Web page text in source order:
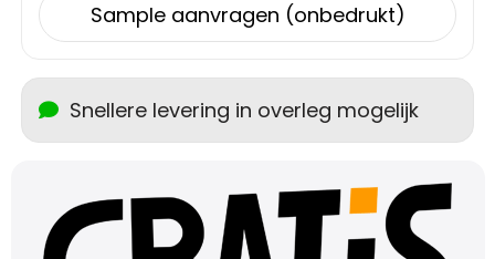
Golftassen
Collegetassen
Trolleys
Sample aanvragen (onbedrukt)
Snellere levering in overleg mogelijk